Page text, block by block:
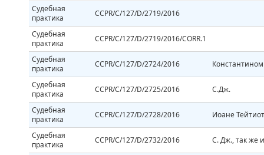
Судебная
практика
CCPR/C/127/D/2719/2016
Судебная
практика
CCPR/C/127/D/2719/2016/CORR.1
Судебная
практика
CCPR/C/127/D/2724/2016
Судебная
практика
CCPR/C/127/D/2725/2016 С.Дж.
Судебная
практика
CCPR/C/127/D/2728/2016 Иоане
Судебная
практика
CCPR/C/127/D/2732/2016 С. Дж., так же